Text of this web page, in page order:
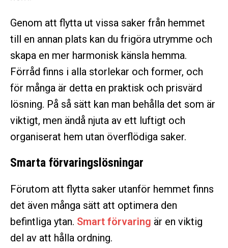
Genom att flytta ut vissa saker från hemmet
till en annan plats kan du frigöra utrymme och
skapa en mer harmonisk känsla hemma.
Förråd finns i alla storlekar och former, och
för många är detta en praktisk och prisvärd
lösning. På så sätt kan man behålla det som är
viktigt, men ändå njuta av ett luftigt och
organiserat hem utan överflödiga saker.
Smarta förvaringslösningar
Förutom att flytta saker utanför hemmet finns
det även många sätt att optimera den
befintliga ytan. Smart förvaring är en viktig
del av att hålla ordning.